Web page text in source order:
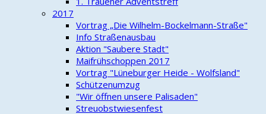
2017
Vortrag „Die Wilhelm-Bockelmann-Straße"
Info Straßenausbau
Aktion "Saubere Stadt"
Maifrühschoppen 2017
Vortrag "Lüneburger Heide - Wolfsland"
Schützenumzug
"Wir öffnen unsere Palisaden"
Streuobstwiesenfest